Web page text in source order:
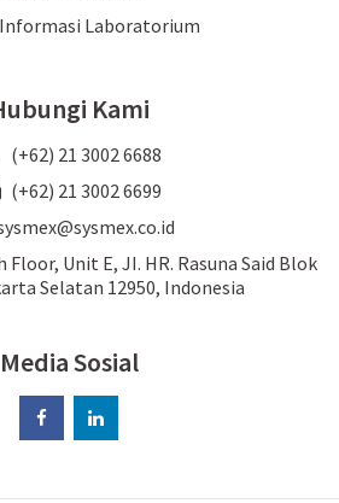
Laboratorium
Kami
(+62) 21 3002 6688
(+62) 21 3002 6699
Floor, Unit E, JI. HR. Rasuna Said Blok
Selatan 12950, Indonesia
Media Sosial